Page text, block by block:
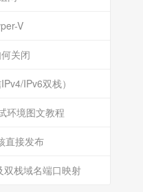
V
关闭
IPv6双栈）
环境图文教程
直接发布
双栈域名端口映射